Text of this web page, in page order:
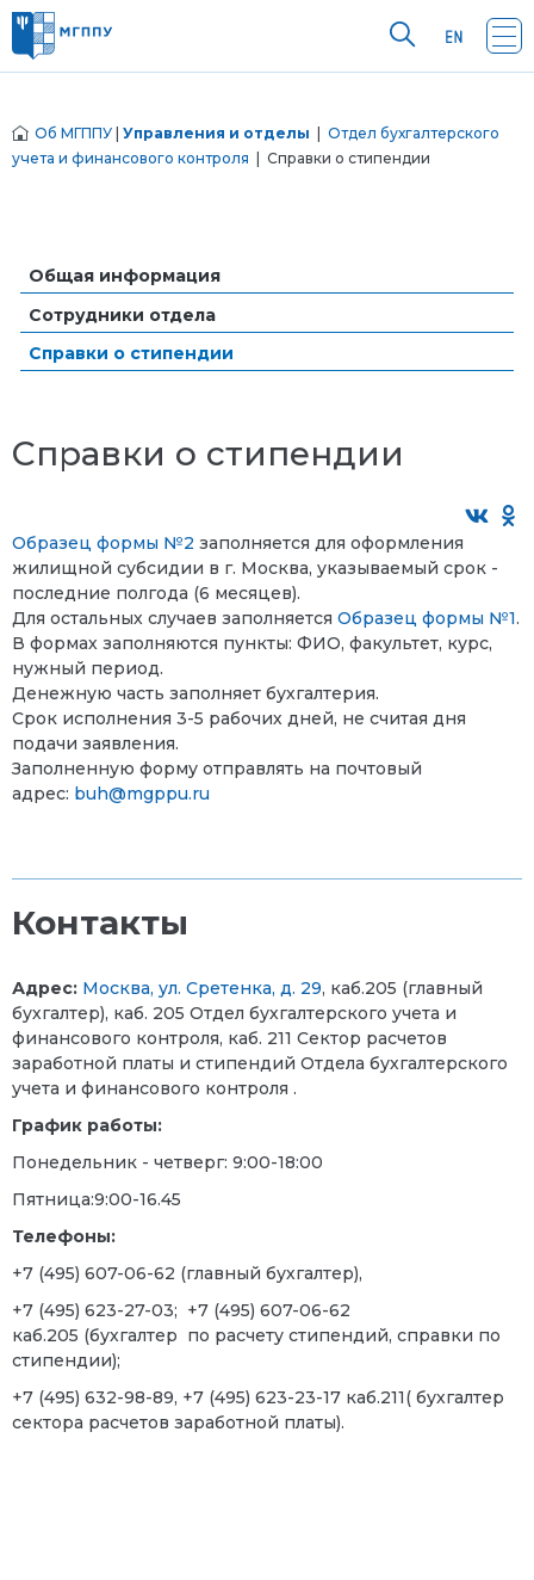
Об МГППУ Управления и отделы
Отдел бухгалтерского
учета и финансового контроля | Справки о стипендии
Общая информация
Сотрудники отдела
Справки о стипендии
Справки о стипендии
Образец формы №2 заполняется для оформления
жилищной субсидии в г. Москва, указываемый срок -
последние полгода (6 месяцев).
Для остальных случаев заполняется Образец формы №1.
В формах заполняются пункты: ФИО, факультет, курс,
нужный период.
Денежную часть заполняет бухгалтерия.
Срок исполнения 3-5 рабочих дней, не считая дня
подачи заявления.
Заполненную форму отправлять на почтовый
адрес: buh@mgppu.ru
Контакты
Адрес: Москва, ул. Сретенка, д. 29, каб.205 (главный
бухгалтер), каб. 205 Отдел бухгалтерского учета и
финансового контроля, каб. 211 Сектор расчетов
заработной платы и стипендий Отдела бухгалтерского
учета и финансового контроля .
График работы:
Понедельник - четверг: 9:00-18:00
Пятница:9:00-16.45
Телефоны:
+7 (495) 607-06-62 (главный бухгалтер),
+7 (495) 623-27-03; +7 (495) 607-06-62
каб.205 (бухгалтер по расчету стипендий, справки по
стипендии);
+7 (495) 632-98-89, +7 (495) 623-23-17 каб.211( бухгалтер
сектора расчетов заработной платы).